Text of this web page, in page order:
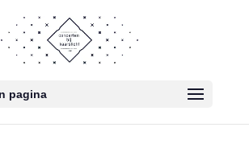
pagina